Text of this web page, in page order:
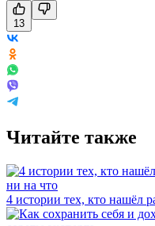
13
Читайте также
4 истории тех, кто нашёл